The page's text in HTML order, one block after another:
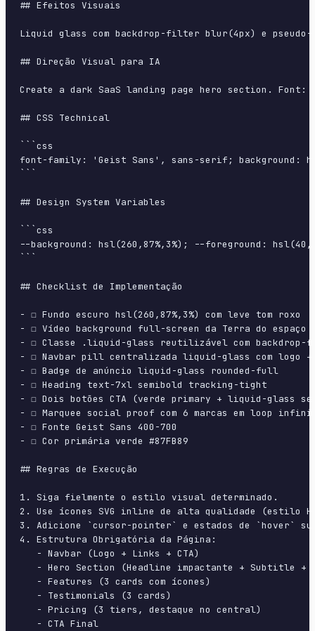
## Efeitos Visuais
Liquid glass com backdrop-filter blur(4px) e
## Direção Visual para IA
Create a dark SaaS landing page hero section.
## CSS Technical
```css
font-family: 'Geist Sans', sans-serif; background:
```
## Design System Variables
```css
--background: hsl(260,87%,3%); --foreground:
```
## Checklist de Implementação
- ☐ Fundo escuro hsl(260,87%,3%) com leve tom roxo
- ☐ Vídeo background full-screen da Terra do espaço
- ☐ Classe .liquid-glass reutilizável com backdrop-
- ☐ Navbar pill centralizada liquid-glass com logo +
- ☐ Badge de anúncio liquid-glass rounded-full
- ☐ Heading text-7xl semibold tracking-tight
- ☐ Dois botões CTA (verde primary + liquid-glass
- ☐ Marquee social proof com 6 marcas em loop
- ☐ Fonte Geist Sans 400-700
- ☐ Cor primária verde #87FB89
## Regras de Execução
1. Siga fielmente o estilo visual determinado.
2. Use ícones SVG inline de alta qualidade (estilo
3. Adicione `cursor-pointer` e estados de `hover`
4. Estrutura Obrigatória da Página:
   - Navbar (Logo + Links + CTA)
- Hero Section (Headline impactante + Subtitle +
   - Features (3 cards com ícones)
   - Testimonials (3 cards)
   - Pricing (3 tiers, destaque no central)
   - CTA Final